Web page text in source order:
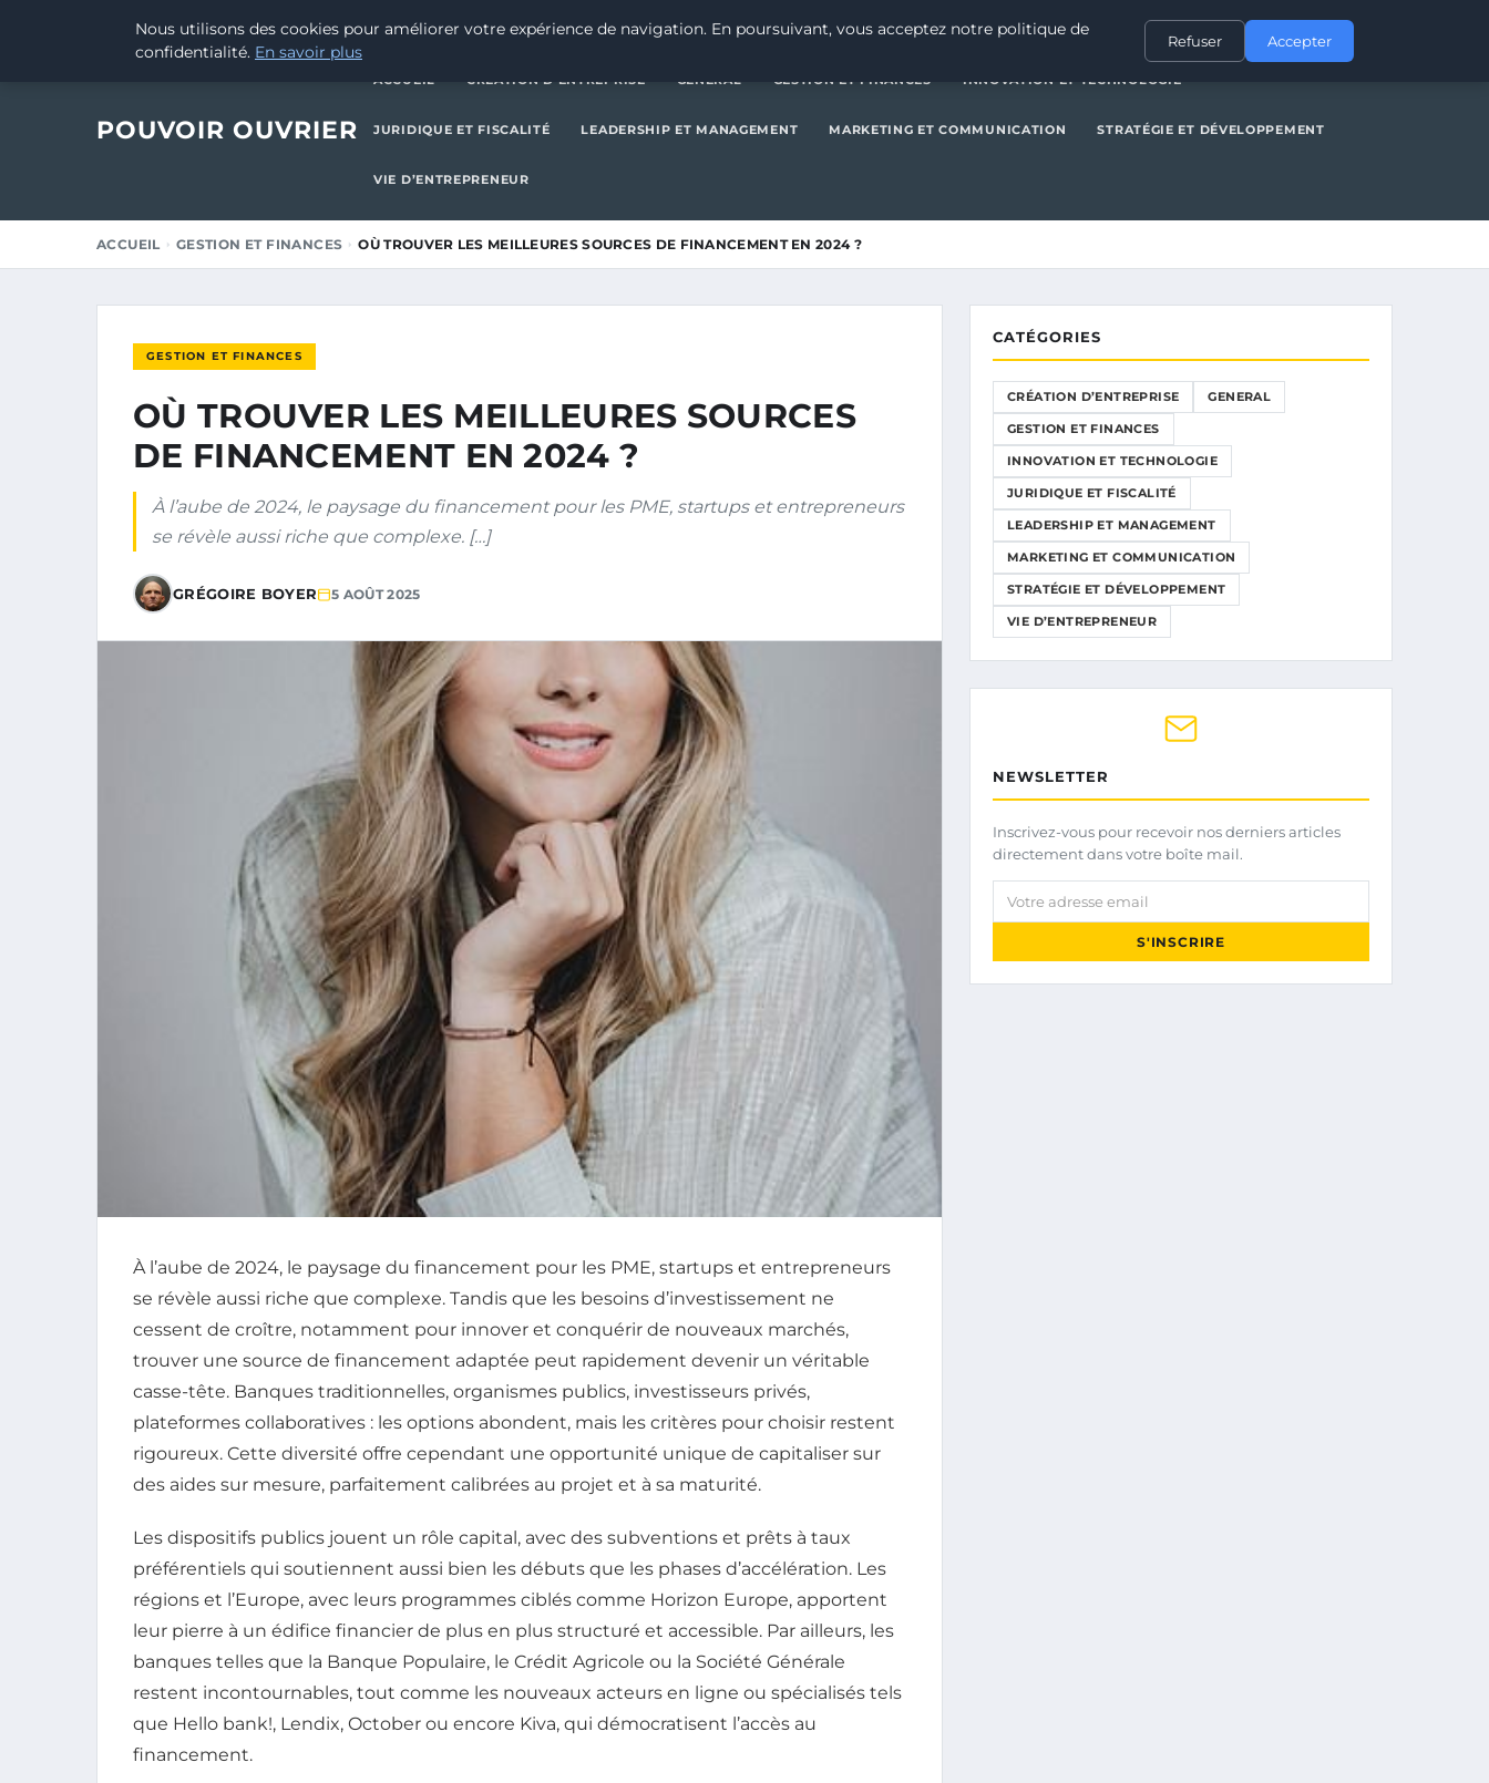
5 AOÛT 2025 GENERAL GESTION ET FINANCESINNOVATION ET TECHNOLOGIE
POUVOIR OUVRIER
ACCUEIL CRÉATION D’ENTREPRISE GENERAL GESTION ET FINANCES INNOVATION ET TECHNOLOGIE
JURIDIQUE ET FISCALITÉ LEADERSHIP ET MANAGEMENT MARKETING ET COMMUNICATION STRATÉGIE ET DÉVELOPPEMENT
VIE D’ENTREPRENEUR
ACCUEIL GESTION ET FINANCES OÙ TROUVER LES MEILLEURES SOURCES DE FINANCEMENT EN 2024 ?
GESTION ET FINANCES
OÙ TROUVER LES MEILLEURES SOURCES
DE FINANCEMENT EN 2024 ?
À l’aube de 2024, le paysage du financement pour les PME, startups et entrepreneurs
se révèle aussi riche que complexe. […]
GRÉGOIRE BOYER 5 AOÛT 2025
À l’aube de 2024, le paysage du financement pour les PME, startups et entrepreneurs
se révèle aussi riche que complexe. Tandis que les besoins d’investissement ne
cessent de croître, notamment pour innover et conquérir de nouveaux marchés,
trouver une source de financement adaptée peut rapidement devenir un véritable
casse-tête. Banques traditionnelles, organismes publics, investisseurs privés,
plateformes collaboratives : les options abondent, mais les critères pour choisir restent
rigoureux. Cette diversité offre cependant une opportunité unique de capitaliser sur
des aides sur mesure, parfaitement calibrées au projet et à sa maturité.
Les dispositifs publics jouent un rôle capital, avec des subventions et prêts à taux
préférentiels qui soutiennent aussi bien les débuts que les phases d’accélération. Les
régions et l’Europe, avec leurs programmes ciblés comme Horizon Europe, apportent
leur pierre à un édifice financier de plus en plus structuré et accessible. Par ailleurs, les
banques telles que la Banque Populaire, le Crédit Agricole ou la Société Générale
restent incontournables, tout comme les nouveaux acteurs en ligne ou spécialisés tels
que Hello bank!, Lendix, October ou encore Kiva, qui démocratisent l’accès au
financement.
CATÉGORIES
CRÉATION D’ENTREPRISE GENERAL
GESTION ET FINANCES
INNOVATION ET TECHNOLOGIE
JURIDIQUE ET FISCALITÉ
LEADERSHIP ET MANAGEMENT
MARKETING ET COMMUNICATION
STRATÉGIE ET DÉVELOPPEMENT
VIE D’ENTREPRENEUR
NEWSLETTER
Inscrivez-vous pour recevoir nos derniers articles
directement dans votre boîte mail.
Votre adresse email
S'INSCRIRE
Nous utilisons des cookies pour améliorer votre expérience de navigation. En poursuivant, vous acceptez notre politique de
confidentialité. En savoir plus
Refuser Accepter